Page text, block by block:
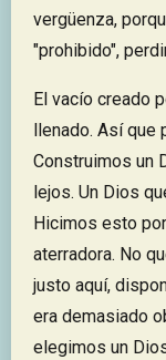
vergüenza,
"prohibido",
El vacío creado
llenado. Así que
Construimos un
lejos. Un Dios
Hicimos esto
aterradora. No
justo aquí,
era demasiado
elegimos un